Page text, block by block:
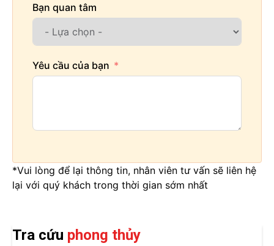
Bạn quan tâm
Yêu cầu của bạn
*Vui lòng để lại thông tin, nhân viên tư vấn sẽ liên hệ
lại với quý khách trong thời gian sớm nhất
Tra cứu phong thủy